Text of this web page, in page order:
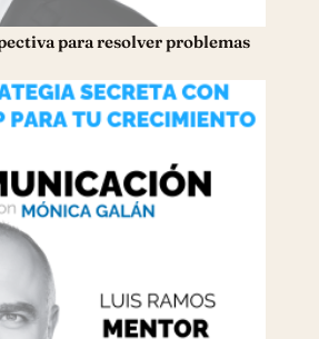
para resolver problemas